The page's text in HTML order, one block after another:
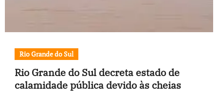
Rio Grande do Sul
Rio Grande do Sul decreta estado de
calamidade pública devido às cheias